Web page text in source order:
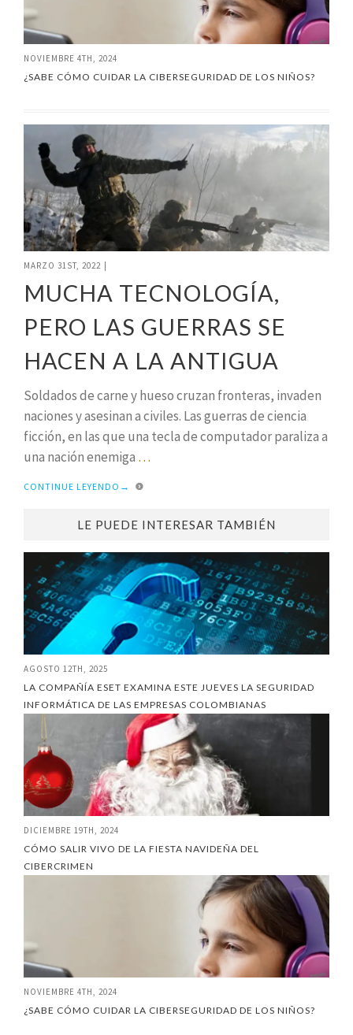
NOVIEMBRE 4TH, 2024
¿SABE CÓMO CUIDAR LA CIBERSEGURIDAD DE LOS NIÑOS?
MARZO 31ST, 2022
MUCHA TECNOLOGÍA,
PERO LAS GUERRAS SE
HACEN A LA ANTIGUA
Soldados de carne y hueso cruzan fronteras, invaden
naciones y asesinan a civiles. Las guerras de ciencia
ficción, en las que una tecla de computador paraliza a
una nación enemiga …
CONTINUE LEYENDO →
LE PUEDE INTERESAR TAMBIÉN
AGOSTO 12TH, 2025
LA COMPAÑÍA ESET EXAMINA ESTE JUEVES LA SEGURIDAD
INFORMÁTICA DE LAS EMPRESAS COLOMBIANAS
DICIEMBRE 19TH, 2024
CÓMO SALIR VIVO DE LA FIESTA NAVIDEÑA DEL
CIBERCRIMEN
NOVIEMBRE 4TH, 2024
¿SABE CÓMO CUIDAR LA CIBERSEGURIDAD DE LOS NIÑOS?